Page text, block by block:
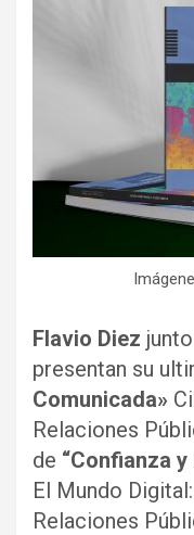
Flavio Diez
presentan su
Comunicada»
Relaciones
de “Confianza
El Mundo
Relaciones